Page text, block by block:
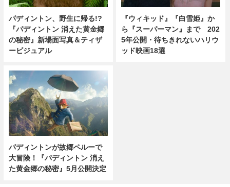
パディントン、野生に帰る!?
『パディントン 消えた黄金郷
の秘密』新場面写真＆ティザ
ービジュアル
『ウィキッド』『白雪姫』か
ら『スーパーマン』まで 202
5年公開・待ちきれないハリウ
ッド映画18選
パディントンが故郷ペルーで
大冒険！『パディントン 消え
た黄金郷の秘密』5月公開決定